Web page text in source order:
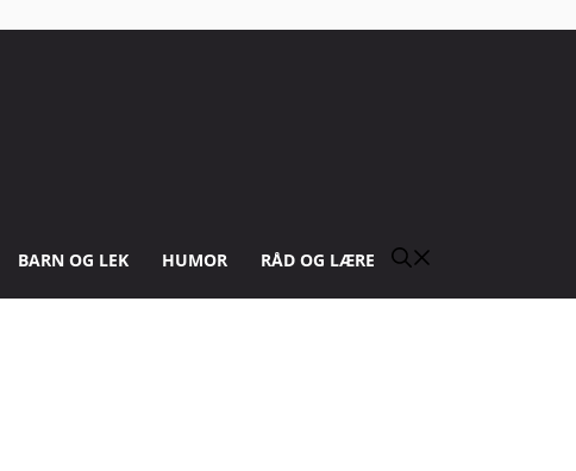
BARN OG LEK HUMOR RÅD OG LÆRE